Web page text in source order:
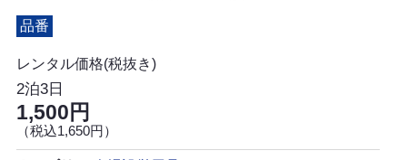
品番
レンタル価格(税抜き)
2泊3日
1,500円
（税込1,650円）